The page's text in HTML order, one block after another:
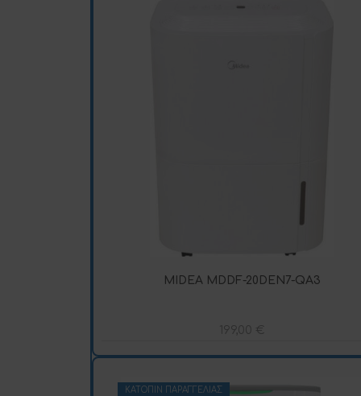
MIDEA MDDF-20DEN7-QA3
199,00 €
ΚΑΤΌΠΙΝ ΠΑΡΑΓΓΕΛΊΑΣ